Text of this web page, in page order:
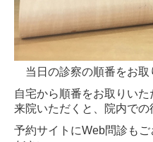
当日の診察の順番をお取
自宅から順番をお取りい
来院いただくと、院内での
予約サイトにWeb問診も